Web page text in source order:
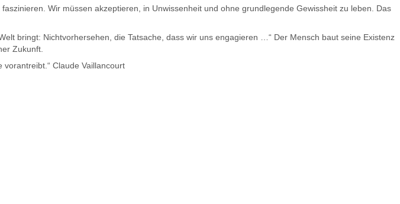
Wir müssen akzeptieren, in Unwissenheit und ohne grundlegende Gewissheit zu leben. Das
bringt: Nichtvorhersehen, die Tatsache, dass wir uns engagieren …“ Der Mensch baut seine Existenz
Zukunft.
Claude Vaillancourt